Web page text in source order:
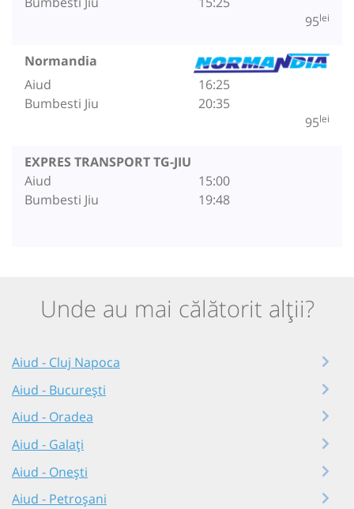
95lei
Normandia
Aiud
Bumbesti Jiu
16:25
20:35
95lei
EXPRES TRANSPORT TG-JIU
Aiud
Bumbesti Jiu
15:00
19:48
Unde au mai călătorit alții?
Aiud - Cluj Napoca
Aiud - București
Aiud - Oradea
Aiud - Galați
Aiud - Onești
Aiud - Petroșani